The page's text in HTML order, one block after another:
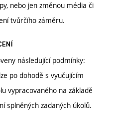
nebo jen změnou média či
tvůrčího záměru.
následující podmínky:
po dohodě s vyučujícím
vypracovaného na základě
splněných zadaných úkolů.